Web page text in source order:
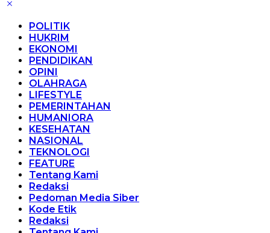
POLITIK
HUKRIM
EKONOMI
PENDIDIKAN
OPINI
OLAHRAGA
LIFESTYLE
PEMERINTAHAN
HUMANIORA
KESEHATAN
NASIONAL
TEKNOLOGI
FEATURE
Tentang Kami
Redaksi
Pedoman Media Siber
Kode Etik
Redaksi